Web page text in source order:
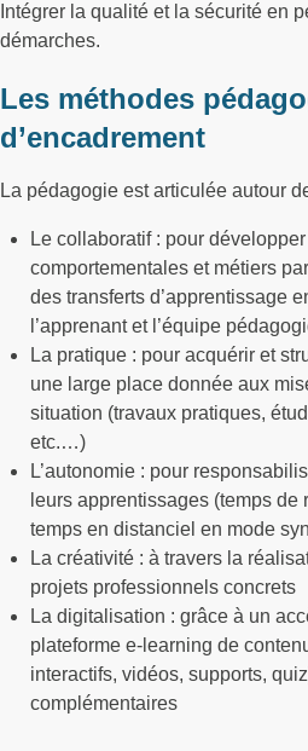
Intégrer la qualité et la sécurité en
démarches.
Les méthodes
d’encadrement
La pédagogie est articulée autour
Le collaboratif : pour
comportementales et métiers
des transferts d’apprentissage
l’apprenant et l’équipe
La pratique : pour acquérir et
une large place donnée aux
situation (travaux pratiques,
etc.…)
L’autonomie : pour
leurs apprentissages (temps de
temps en distanciel en mode
La créativité : à travers la
projets professionnels concrets
La digitalisation : grâce à un
plateforme e-learning de
interactifs, vidéos, supports,
complémentaires